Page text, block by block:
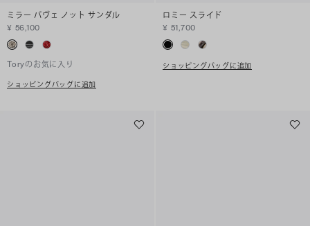
ミラー パヴェ ノット サンダル
¥ 56,100
Toryのお気に入り
ショッピングバッグに追加
ロミー スライド
¥ 51,700
ショッピングバッグに追加